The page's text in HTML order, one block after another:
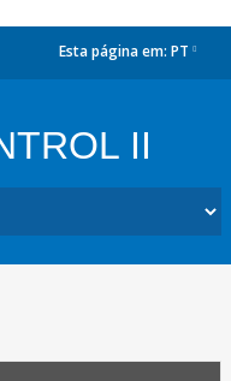
Esta página em: PT
II